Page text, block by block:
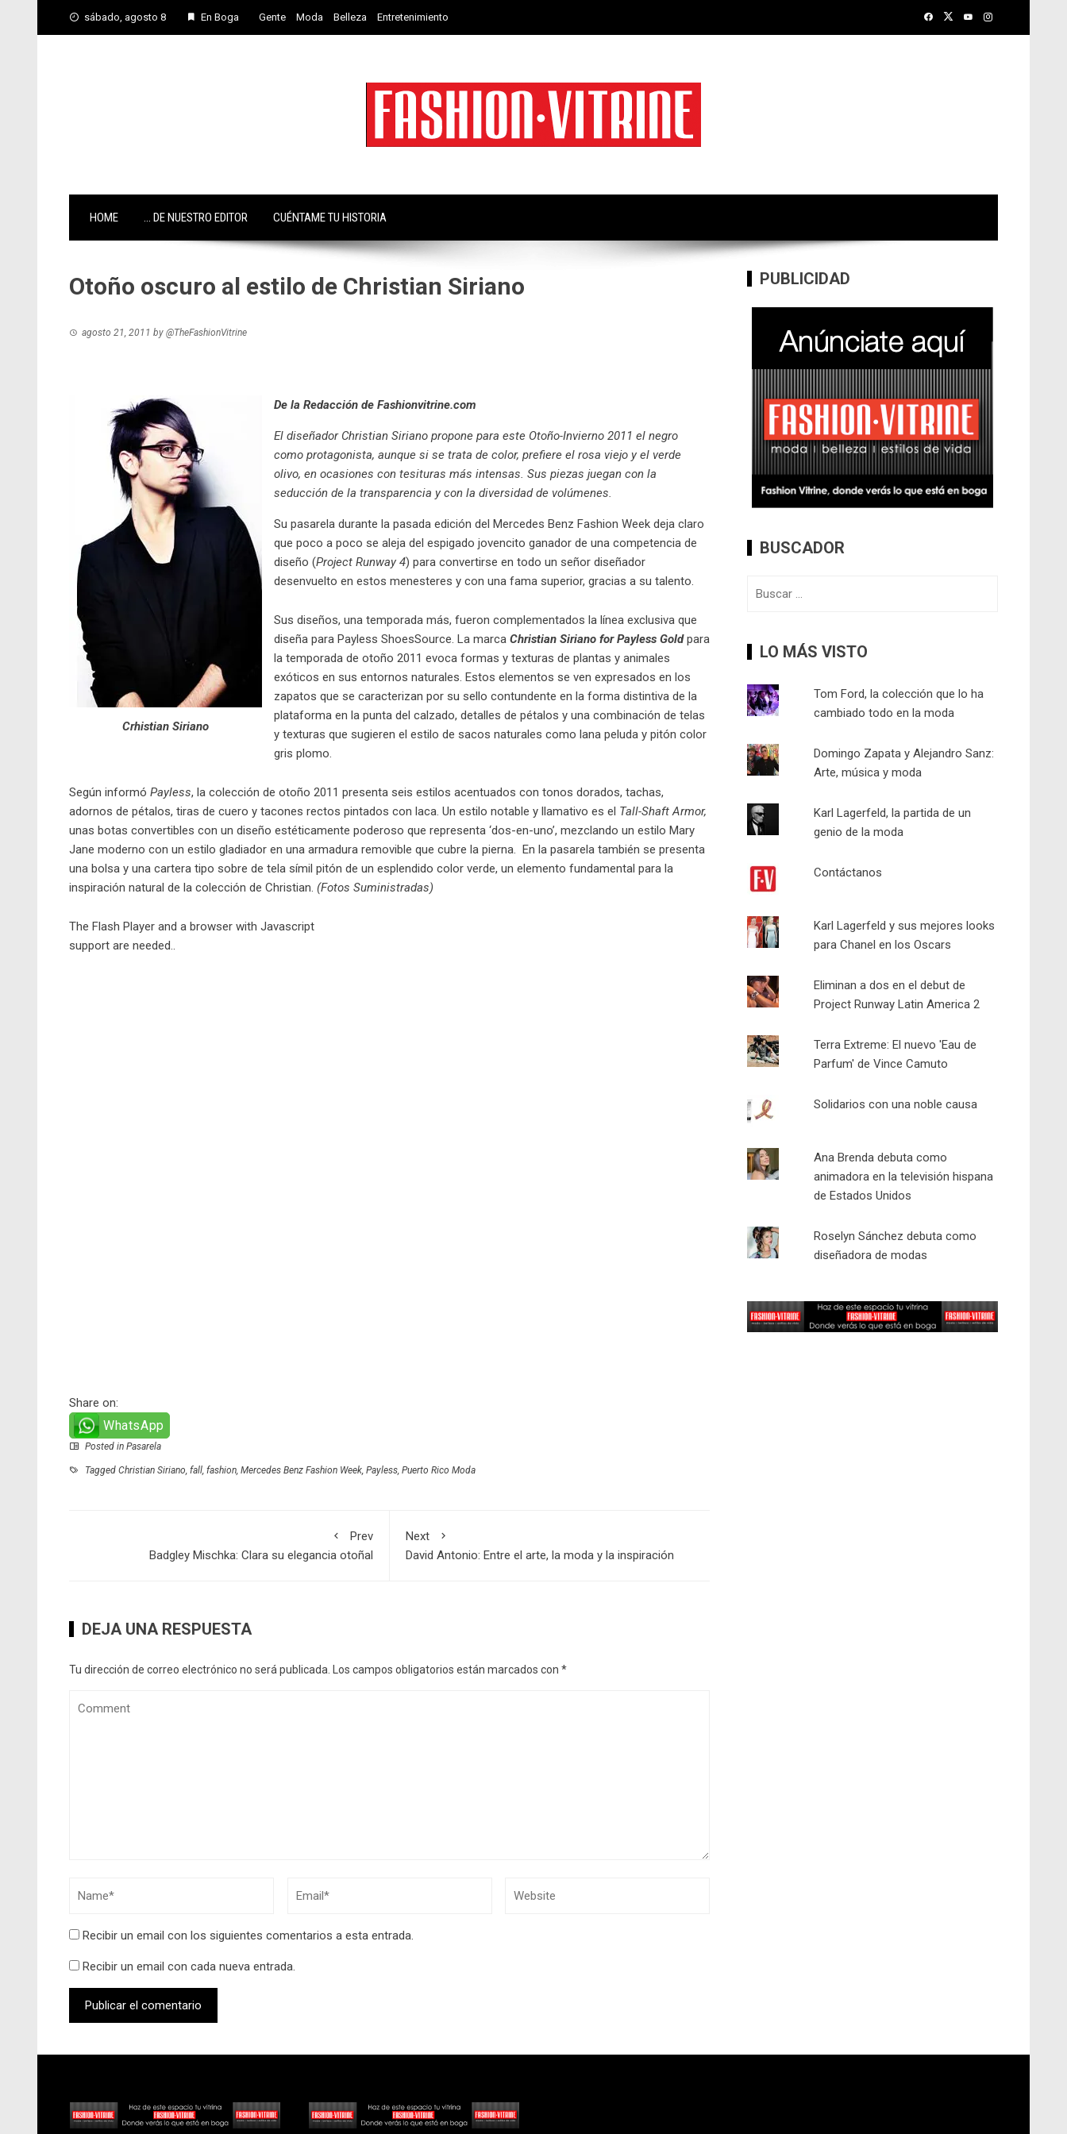
sábado, agosto 8 En Boga Gente Moda Belleza Entretenimiento
HOME … DE NUESTRO EDITOR CUÉNTAME TU HISTORIA
Otoño oscuro al estilo de Christian Siriano
agosto 21, 2011 by @TheFashionVitrine
Crhistian Siriano
De la Redacción de Fashionvitrine.com
El diseñador Christian Siriano propone para este Otoño-Invierno 2011 el negro
como protagonista, aunque si se trata de color, prefiere el rosa viejo y el verde
olivo, en ocasiones con tesituras más intensas. Sus piezas juegan con la
seducción de la transparencia y con la diversidad de volúmenes.
Su pasarela durante la pasada edición del Mercedes Benz Fashion Week deja claro
que poco a poco se aleja del espigado jovencito ganador de una competencia de
diseño (Project Runway 4) para convertirse en todo un señor diseñador
desenvuelto en estos menesteres y con una fama superior, gracias a su talento.
Sus diseños, una temporada más, fueron complementados la línea exclusiva que
diseña para Payless ShoesSource. La marca Christian Siriano for Payless Gold para
la temporada de otoño 2011 evoca formas y texturas de plantas y animales
exóticos en sus entornos naturales. Estos elementos se ven expresados en los
zapatos que se caracterizan por su sello contundente en la forma distintiva de la
plataforma en la punta del calzado, detalles de pétalos y una combinación de telas
y texturas que sugieren el estilo de sacos naturales como lana peluda y pitón color
gris plomo.
Según informó Payless, la colección de otoño 2011 presenta seis estilos acentuados con tonos dorados, tachas,
adornos de pétalos, tiras de cuero y tacones rectos pintados con laca. Un estilo notable y llamativo es el Tall-Shaft Armor,
unas botas convertibles con un diseño estéticamente poderoso que representa ‘dos-en-uno’, mezclando un estilo Mary
Jane moderno con un estilo gladiador en una armadura removible que cubre la pierna. En la pasarela también se presenta
una bolsa y una cartera tipo sobre de tela símil pitón de un esplendido color verde, un elemento fundamental para la
inspiración natural de la colección de Christian. (Fotos Suministradas)
The Flash Player and a browser with Javascript
support are needed..
Share on:
WhatsApp
Posted in Pasarela
Tagged Christian Siriano, fall, fashion, Mercedes Benz Fashion Week, Payless, Puerto Rico Moda
Prev
Badgley Mischka: Clara su elegancia otoñal
Next
David Antonio: Entre el arte, la moda y la inspiración
DEJA UNA RESPUESTA
Tu dirección de correo electrónico no será publicada. Los campos obligatorios están marcados con *
Recibir un email con los siguientes comentarios a esta entrada.
Recibir un email con cada nueva entrada.
PUBLICIDAD
BUSCADOR
LO MÁS VISTO
Tom Ford, la colección que lo ha
cambiado todo en la moda
Domingo Zapata y Alejandro Sanz:
Arte, música y moda
Karl Lagerfeld, la partida de un
genio de la moda
Contáctanos
Karl Lagerfeld y sus mejores looks
para Chanel en los Oscars
Eliminan a dos en el debut de
Project Runway Latin America 2
Terra Extreme: El nuevo 'Eau de
Parfum' de Vince Camuto
Solidarios con una noble causa
Ana Brenda debuta como
animadora en la televisión hispana
de Estados Unidos
Roselyn Sánchez debuta como
diseñadora de modas